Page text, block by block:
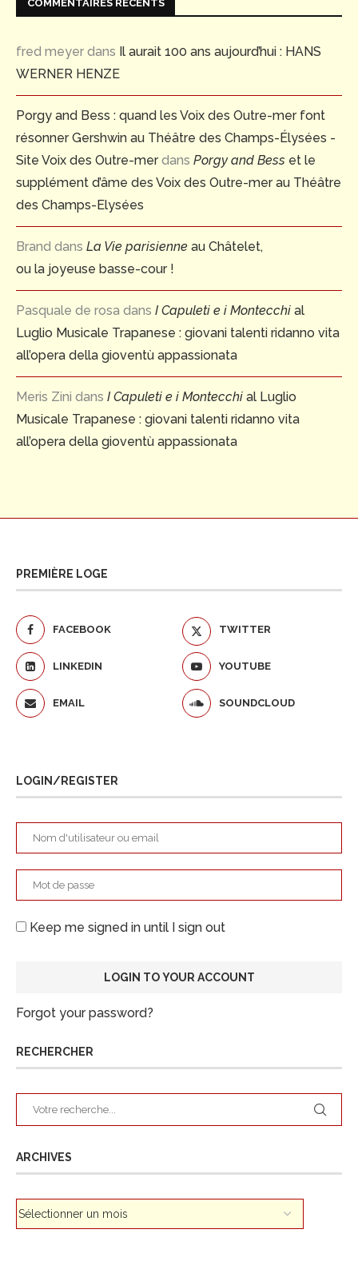
COMMENTAIRES RÉCENTS
fred meyer dans Il aurait 100 ans aujourd’hui : HANS
WERNER HENZE
Porgy and Bess : quand les Voix des Outre-mer font
résonner Gershwin au Théâtre des Champs-Élysées -
Site Voix des Outre-merdans Porgy and Bess et le
supplément d’âme des Voix des Outre-mer au Théâtre
des Champs-Elysées
Brand dans La Vie parisienne au Châtelet,
ou la joyeuse basse-cour !
Pasquale de rosa dans I Capuleti e i Montecchi al
Luglio Musicale Trapanese : giovani talenti ridanno vita
all’opera della gioventù appassionata
Meris Zini dans I Capuleti e i Montecchi al Luglio
Musicale Trapanese : giovani talenti ridanno vita
all’opera della gioventù appassionata
PREMIÈRE LOGE
FACEBOOK TWITTER
LINKEDIN YOUTUBE
EMAIL SOUNDCLOUD
LOGIN/REGISTER
Keep me signed in until I sign out
Forgot your password?
RECHERCHER
ARCHIVES